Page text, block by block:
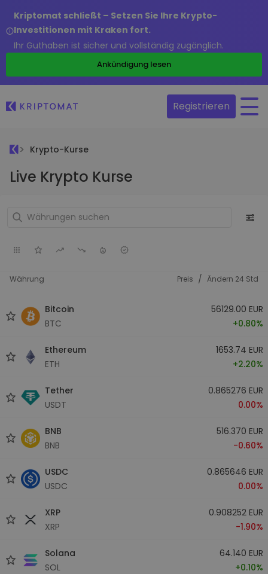
Kriptomat schließt – Setzen Sie Ihre Krypto-
Investitionen mit Kraken fort.
Ihr Guthaben ist sicher und vollständig zugänglich.
Ankündigung lesen
Registrieren
Krypto-Kurse
Live Krypto Kurse
Währung Preis / Ändern 24 Std
Bitcoin
BTC
56129.00 EUR
+0.80%
Ethereum
ETH
1653.74 EUR
+2.20%
Tether
USDT
0.865276 EUR
0.00%
BNB
BNB
516.370 EUR
-0.60%
USDC
USDC
0.865646 EUR
0.00%
XRP
XRP
0.908252 EUR
-1.90%
Solana
SOL
64.140 EUR
+0.10%